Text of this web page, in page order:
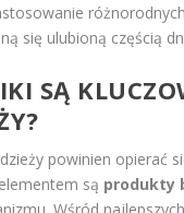
się ulubioną częścią
SĄ
powinien opierać
są produkty